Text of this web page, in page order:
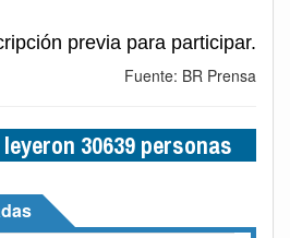
previa para participar.
Fuente: BR Prensa
30639 personas